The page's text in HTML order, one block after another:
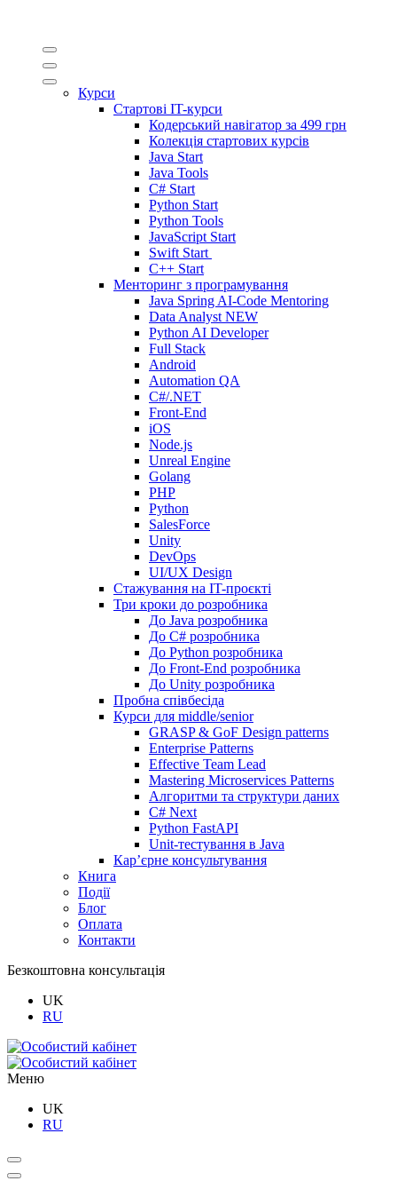
Курси
Стартові IT-курси
Кодерський навігатор за 499 грн
Колекція стартових курсів
Java Start
Java Tools
C# Start
Python Start
Python Tools
JavaScript Start
Swift Start
C++ Start
Менторинг з програмування
Java Spring AI-Code Mentoring
Data Analyst NEW
Python AI Developer
Full Stack
Android
Automation QA
C#/.NET
Front-End
iOS
Node.js
Unreal Engine
Golang
PHP
Python
SalesForce
Unity
DevOps
UI/UX Design
Стажування на IT-проєкті
Три кроки до розробника
До Java розробника
До C# розробника
До Python розробника
До Front-End розробника
До Unity розробника
Пробна співбесіда
Курси для middle/senior
GRASP & GoF Design patterns
Enterprise Patterns
Effective Team Lead
Mastering Microservices Patterns
Алгоритми та структури даних
C# Next
Python FastAPI
Unit-тестування в Java
Кар’єрне консультування
Книга
Події
Блог
Оплата
Контакти
Безкоштовна консультація
UK
RU
Меню
UK
RU